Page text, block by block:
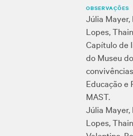
OBSERVAÇÕES
Júlia Mayer,
Lopes,
Capítulo de
do Museu
Educação e
MAST.
Júlia Mayer,
Lopes,